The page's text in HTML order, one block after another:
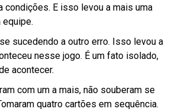
condições. E isso levou a mais uma
equipe.
sucedendo a outro erro. Isso levou a
nesse jogo. É um fato isolado,
acontecer.
com um a mais, não souberam se
quatro cartões em sequência.